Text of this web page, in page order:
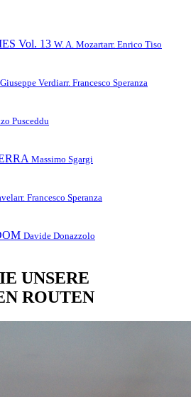
Vol. 13 W. A. Mozartarr. Enrico Tiso
Giuseppe Verdiarr. Francesco Speranza
Pusceddu
Massimo Sgargi
arr. Francesco Speranza
Davide Donazzolo
UNSERE
ROUTEN